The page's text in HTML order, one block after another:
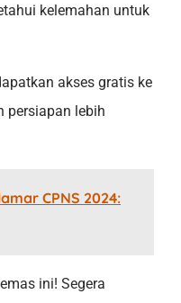
kelemahan untuk
akses gratis ke
persiapan lebih
CPNS 2024:
ini! Segera